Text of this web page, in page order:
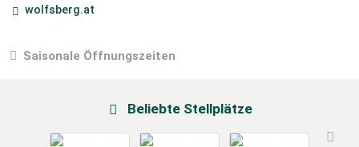
wolfsberg.at
Saisonale Öffnungszeiten
Beliebte Stellplätze